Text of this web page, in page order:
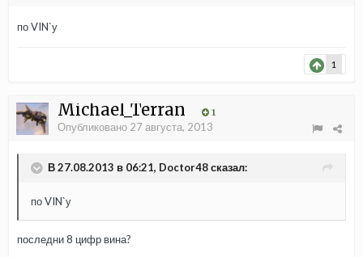
по VIN`у
1
Michael_Terran 1
Опубликовано 27 августа, 2013
В 27.08.2013 в 06:21, Doctor48 сказал:
по VIN`у
последни 8 цифр вина?